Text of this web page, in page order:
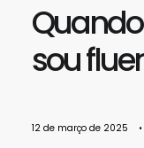
sou
12 de março de 2025 •